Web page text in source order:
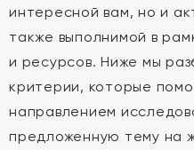
интересной вам, но и
также выполнимой в
и ресурсов. Ниже мы
критерии, которые
направлением
предложенную тему на